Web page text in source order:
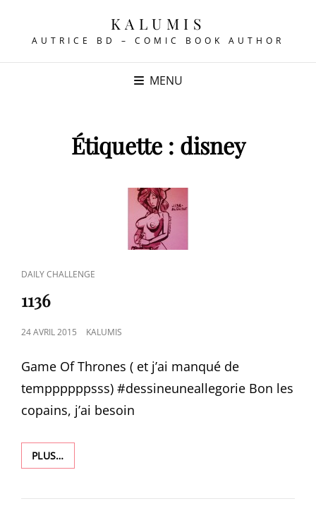
KALUMIS
AUTRICE BD – COMIC BOOK AUTHOR
MENU
Étiquette : disney
CAT
DAILY CHALLENGE
1136
POSTED
24 AVRIL 2015 KALUMIS
Game Of Thrones ( et j’ai manqué de
temppppppsss) #‎dessineuneallegorie‬ Bon les
copains, j’ai besoin
PLUS…1136